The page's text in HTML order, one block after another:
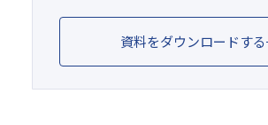
資料をダウンロードする